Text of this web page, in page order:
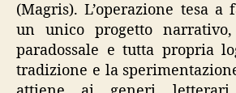
(Magris). L’operazione tesa
un unico progetto
paradossale e tutta propria
tradizione e la